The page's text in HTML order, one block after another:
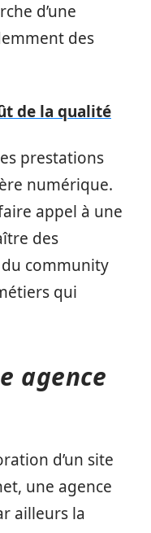
d’une
des
de la qualité
prestations
numérique.
appel à une
des
community
qui
agence
d’un site
une agence
ailleurs la